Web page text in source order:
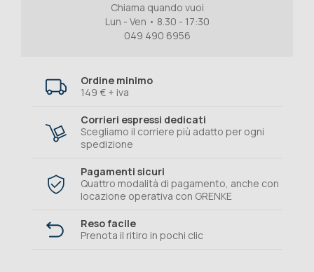
Chiama quando vuoi
Lun - Ven • 8.30 - 17:30
049 490 6956
Ordine minimo
149 € + iva
Corrieri espressi dedicati
Scegliamo il corriere più adatto per ogni
spedizione
Pagamenti sicuri
Quattro modalità di pagamento, anche con
locazione operativa con GRENKE
Reso facile
Prenota il ritiro in pochi clic